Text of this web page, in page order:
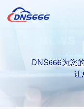
DNS666为您
让